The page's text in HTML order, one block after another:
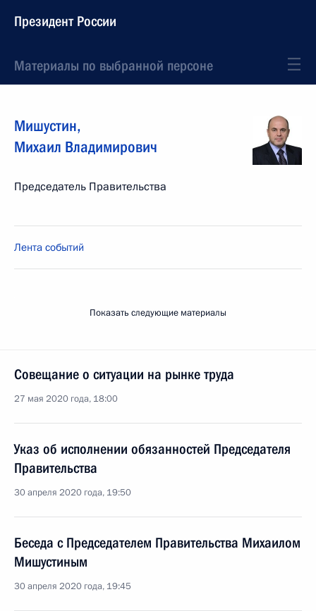
Президент России
Материалы по выбранной персоне
Мишустин,
Михаил Владимирович
Председатель Правительства
Лента событий
Показать следующие материалы
Совещание о ситуации на рынке труда
27 мая 2020 года, 18:00
Указ об исполнении обязанностей Председателя
Правительства
30 апреля 2020 года, 19:50
Беседа с Председателем Правительства Михаилом
Мишустиным
30 апреля 2020 года, 19:45